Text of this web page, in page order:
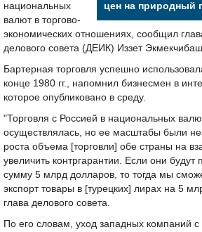
цен на природный
национальных
валют в торгово-
экономических отношениях, сообщил
делового совета (ДЕИК) Иззет
Бартерная торговля успешно
конце 1980 гг., напомнил бизнесмен в
которое опубликовано в среду.
"Торговля с Россией в национальных
осуществлялась, но ее масштабы были
роста объема [торговли] обе страны на
увеличить контргарантии. Если они будут
сумму 5 млрд долларов, то тогда мы
экспорт товары в [турецких] лирах на 5
глава делового совета.
По его словам, уход западных компаний с